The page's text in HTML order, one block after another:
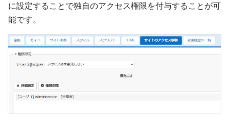
に設定することで独自のアクセス権限を付与することが可
能です。